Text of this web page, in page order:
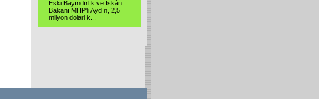
Eski Bayındırlık ve İskân
Bakanı MHP'li Aydın, 2,5
milyon dolarlık